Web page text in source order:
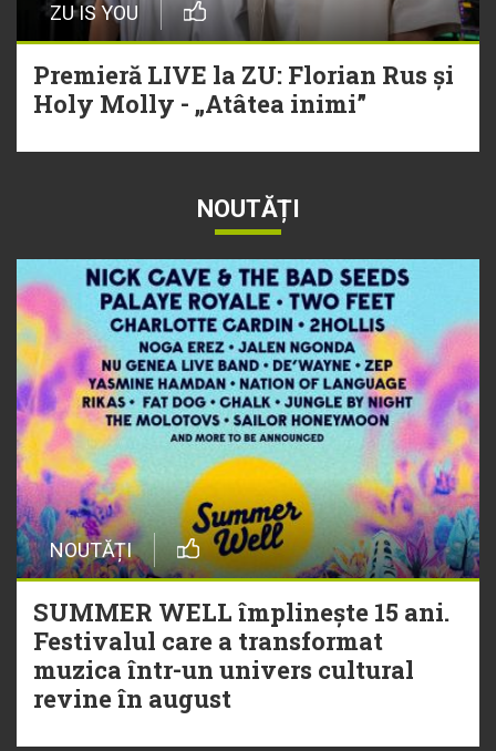
ZU IS YOU
Premieră LIVE la ZU: Florian Rus și
Holy Molly - „Atâtea inimi”
NOUTĂȚI
NOUTĂȚI
SUMMER WELL împlinește 15 ani.
Festivalul care a transformat
muzica într-un univers cultural
revine în august